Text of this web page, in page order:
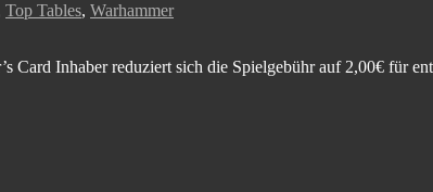
Top Tables, Warhammer
Card Inhaber reduziert sich die Spielgebühr auf 2,00€ für